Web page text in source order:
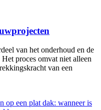
van het onderhoud en de
proces omvat niet alleen
van een